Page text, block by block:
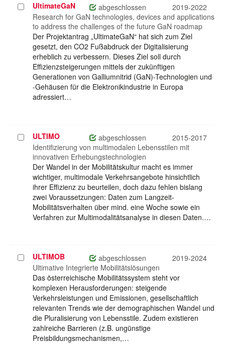
Projekt
auswählen
UltimateGaN abgeschlossen
2019-2022
Research for GaN technologies, devices and applications
to address the challenges of the future GaN roadmap
Der Projektantrag „UltimateGaN“ hat sich zum Ziel
gesetzt, den CO2 Fußabdruck der Digitalisierung
erheblich zu verbessern. Dieses Ziel soll durch
Effizienzsteigerungen mittels der zukünftigen
Generationen von Galliumnitrid (GaN)-Technologien und
-Gehäusen für die Elektronikindustrie in Europa
adressiert…
Projekt
auswählen
ULTIMO abgeschlossen
2015-2017
Identifizierung von multimodalen Lebensstilen mit
innovativen Erhebungstechnologien
Der Wandel in der Mobilitätskultur macht es immer
wichtiger, multimodale Verkehrsangebote hinsichtlich
ihrer Effizienz zu beurteilen, doch dazu fehlen bislang
zwei Voraussetzungen: Daten zum Langzeit-
Mobilitätsverhalten über mind. eine Woche sowie ein
Verfahren zur Multimodalitätsanalyse in diesen Daten.…
Projekt
auswählen
ULTIMOB abgeschlossen
2019-2024
Ultimative Integrierte Mobilitätslösungen
Das österreichische Mobilitätssystem steht vor
komplexen Herausforderungen: steigende
Verkehrsleistungen und Emissionen, gesellschaftlich
relevanten Trends wie der demographischen Wandel und
die Pluralisierung von Lebensstile. Zudem existieren
zahlreiche Barrieren (z.B. ungünstige
Preisbildungsmechanismen,…